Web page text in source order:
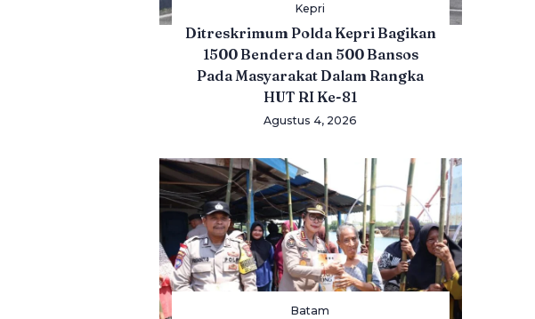
Kepri
Ditreskrimum Polda Kepri Bagikan
1500 Bendera dan 500 Bansos
Pada Masyarakat Dalam Rangka
HUT RI Ke-81
Agustus 4, 2026
Batam